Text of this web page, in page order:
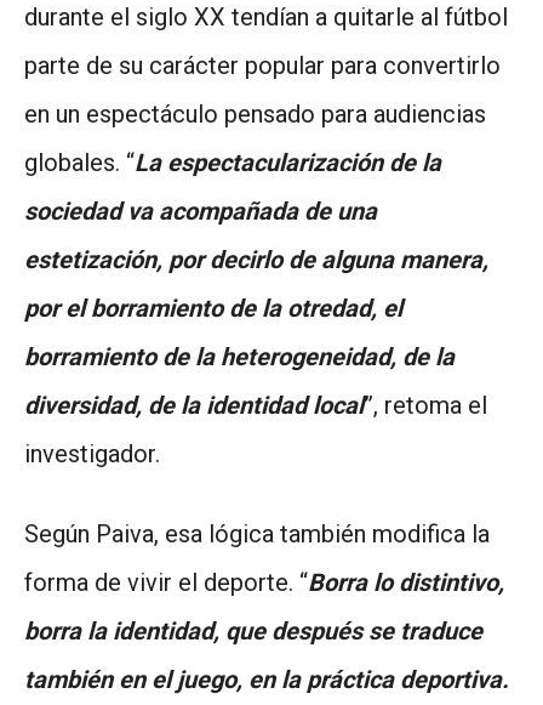
durante el siglo XX tendían a quitarle al fútbol
parte de su carácter popular para convertirlo
en un espectáculo pensado para audiencias
globales. “La espectacularización de la
sociedad va acompañada de una
estetización, por decirlo de alguna manera,
por el borramiento de la otredad, el
borramiento de la heterogeneidad, de la
diversidad, de la identidad local”, retoma el
investigador.
Según Paiva, esa lógica también modifica la
forma de vivir el deporte. “Borra lo distintivo,
borra la identidad, que después se traduce
también en el juego, en la práctica deportiva.